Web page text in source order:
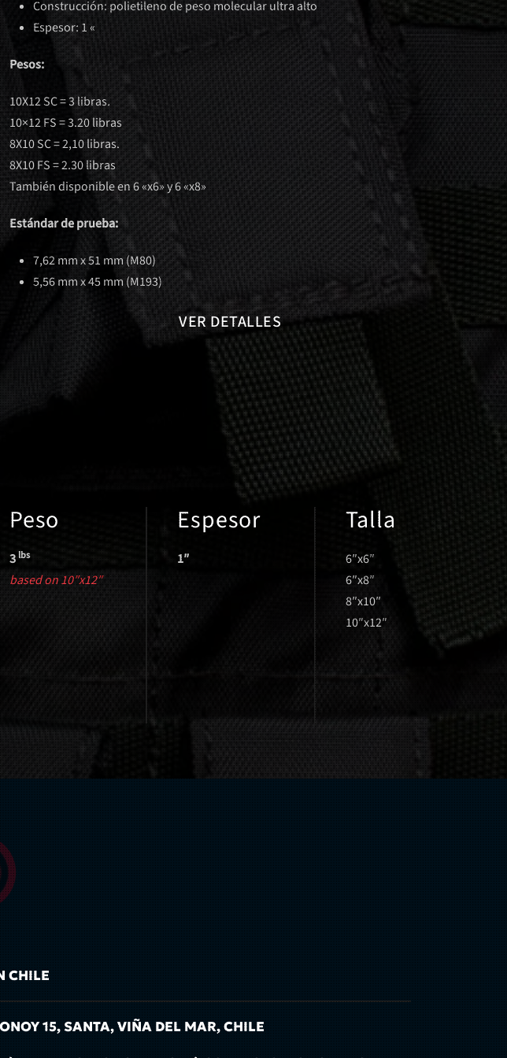
Construcción: polietileno de peso molecular ultra alto
Espesor: 1 «
Pesos:
10X12 SC = 3 libras.
10×12 FS = 3.20 libras
8X10 SC = 2,10 libras.
8X10 FS = 2.30 libras
También disponible en 6 «x6» y 6 «x8»
Estándar de prueba:
7,62 mm x 51 mm (M80)
5,56 mm x 45 mm (M193)
VER DETALLES
Peso
3 lbs
based on 10″x12″
Espesor
1″
Talla
6″x6″
6″x8″
8″x10″
10″x12″
CHILE
15, SANTA, VIÑA DEL MAR, CHILE